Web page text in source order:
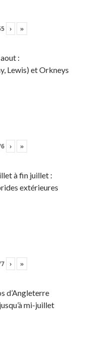
› »
:
Lewis) et Orkneys
› »
à fin juillet :
extérieures
› »
d’Angleterre
mi-juillet